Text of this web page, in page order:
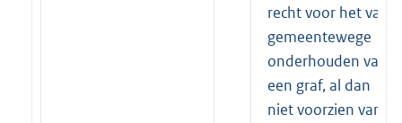
recht voor het van
gemeentewege
onderhouden van
een graf, al dan
niet voorzien van